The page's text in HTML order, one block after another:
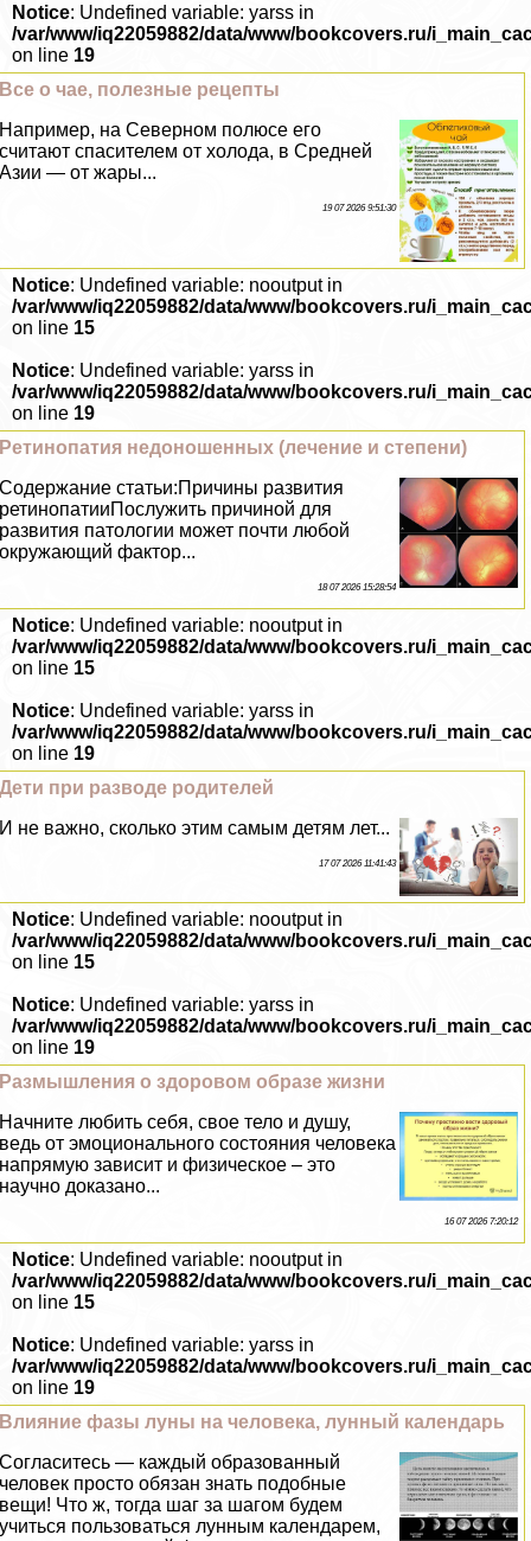
Notice: Undefined variable: yarss in
/var/www/iq22059882/data/www/bookcovers.ru/
on line 19
Все о чае, полезные рецепты
Например, на Северном полюсе его
считают спасителем от холода, в Средней
Азии — от жары...
19 07 2026 9:51:30
Notice: Undefined variable: nooutput in
/var/www/iq22059882/data/www/bookcovers.ru/
on line 15
Notice: Undefined variable: yarss in
/var/www/iq22059882/data/www/bookcovers.ru/
on line 19
Ретинопатия недоношенных (лечение и степени)
Содержание статьи:Причины развития
ретинопатииПослужить причиной для
развития патологии может почти любой
окружающий фактор...
18 07 2026 15:28:54
Notice: Undefined variable: nooutput in
/var/www/iq22059882/data/www/bookcovers.ru/
on line 15
Notice: Undefined variable: yarss in
/var/www/iq22059882/data/www/bookcovers.ru/
on line 19
Дети при разводе родителей
И не важно, сколько этим самым детям лет...
17 07 2026 11:41:43
Notice: Undefined variable: nooutput in
/var/www/iq22059882/data/www/bookcovers.ru/
on line 15
Notice: Undefined variable: yarss in
/var/www/iq22059882/data/www/bookcovers.ru/
on line 19
Размышления о здоровом образе жизни
Начните любить себя, свое тело и душу,
ведь от эмоционального состояния человека
напрямую зависит и физическое – это
научно доказано...
16 07 2026 7:20:12
Notice: Undefined variable: nooutput in
/var/www/iq22059882/data/www/bookcovers.ru/
on line 15
Notice: Undefined variable: yarss in
/var/www/iq22059882/data/www/bookcovers.ru/
on line 19
Влияние фазы луны на человека, лунный календарь
Согласитесь — каждый образованный
человек просто обязан знать подобные
вещи! Что ж, тогда шаг за шагом будем
учиться пользоваться лунным календарем,